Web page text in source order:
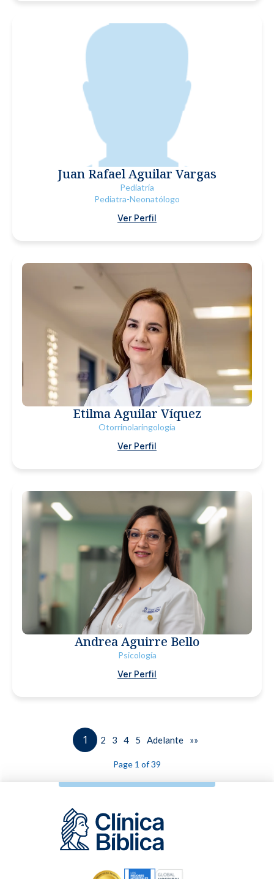
Juan Rafael Aguilar Vargas
Pediatría
Pediatra-Neonatólogo
Ver Perfil
Etilma Aguilar Víquez
Otorrinolaringología
Ver Perfil
Andrea Aguirre Bello
Psicología
Ver Perfil
1 2 3 4 5 Adelante »»
Page 1 of 39